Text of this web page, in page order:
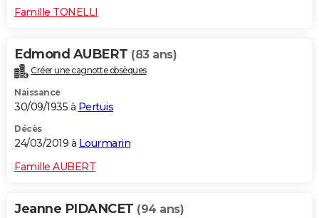
Famille TONELLI
Edmond AUBERT (83 ans)
Créer une cagnotte obsèques
Naissance
30/09/1935 à Pertuis
Décès
24/03/2019 à Lourmarin
Famille AUBERT
Jeanne PIDANCET (94 ans)